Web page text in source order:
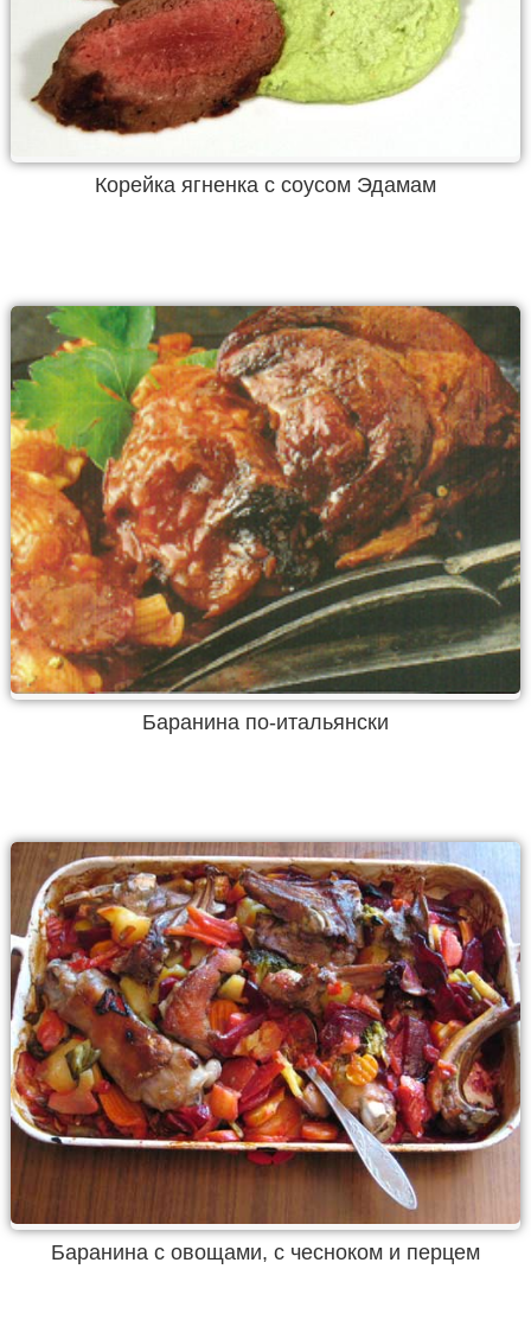
Корейка ягненка с соусом Эдамам
Баранина по-итальянски
Баранина с овощами, с чесноком и перцем